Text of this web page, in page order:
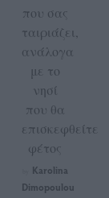
που σας
ταιριάζει,
ανάλογα
με το
νησί
που θα
επισκεφθείτε
φέτος
Karolina
Dimopoulou